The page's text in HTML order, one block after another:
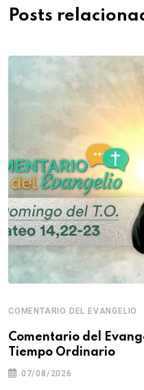
Posts
COMENTARIO DEL EVANGELIO
Comentario del
Tiempo Ordinario
07/08/2026